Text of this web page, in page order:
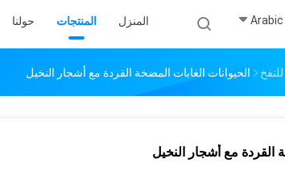
المنزل المنتجات حولنا Arabic
الحيوانات الغابات المضخة القردة مع أشجار النخيل
القردة مع أشجار النخيل